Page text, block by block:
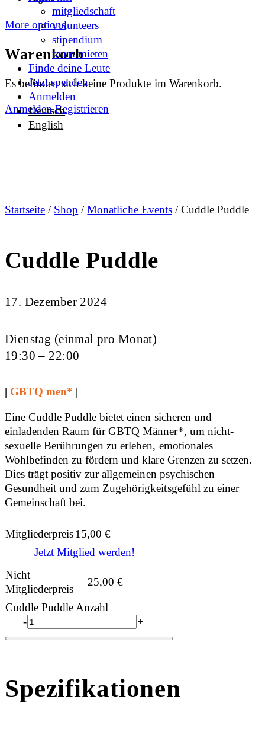
More options
Warenkorb
Es befinden sich keine Produkte im Warenkorb.
Anmelden Registrieren
mitgliedschaft
volunteers
stipendium
raum mieten
Finde deine Leute
Jetzt spenden
Anmelden
Deutsch
English
Startseite / Shop /Monatliche Events/ Cuddle Puddle
Cuddle Puddle
17. Dezember 2024
Dienstag (einmal pro Monat)
19:30 – 22:00
| GBTQ men* |
Eine Cuddle Puddle bietet einen sicheren und
einladenden Raum für GBTQ Männer*, um nicht-
sexuelle Berührungen zu erleben, emotionales
Wohlbefinden zu fördern und klare Grenzen zu setzen.
Dies trägt positiv zur allgemeinen psychischen
Gesundheit und zum Zugehörigkeitsgefühl zu einer
Gemeinschaft bei.
Mitgliederpreis15,00€
Jetzt Mitglied werden!
Nicht
Mitgliederpreis
25,00€
Cuddle Puddle Anzahl
-
+
Spezifikationen